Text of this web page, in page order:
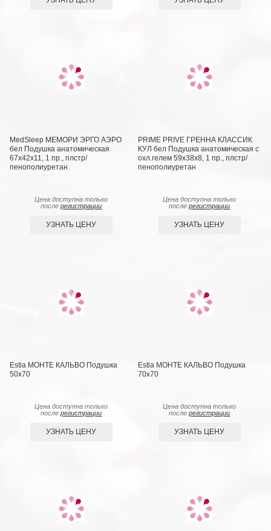
MedSleep МЕМОРИ ЭРГО АЭРО
бел Подушка анатомическая
67x42x11, 1 пр., плстр/
пенополиуретан
Цена доступна только
послерегистрации
УЗНАТЬ ЦЕНУ
PRIME PRIVE ГРЕННА КЛАССИК
КУЛ бел Подушка анатомическая с
охл.гелем 59х38х8, 1 пр., плстр/
пенополиуретан
Цена доступна только
послерегистрации
УЗНАТЬ ЦЕНУ
Estia МОНТЕ КАЛЬВО Подушка
50х70
Цена доступна только
послерегистрации
УЗНАТЬ ЦЕНУ
Estia МОНТЕ КАЛЬВО Подушка
70х70
Цена доступна только
послерегистрации
УЗНАТЬ ЦЕНУ